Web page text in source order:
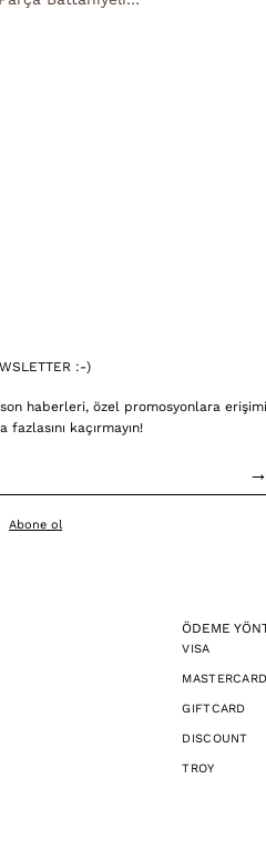
Zıbın Seti
:-)
haberleri, özel promosyonlara erişimi
fazlasını kaçırmayın!
→
Abone ol
ÖDEME
VISA
MASTERCARD
GIFTCARD
DISCOUNT
TROY